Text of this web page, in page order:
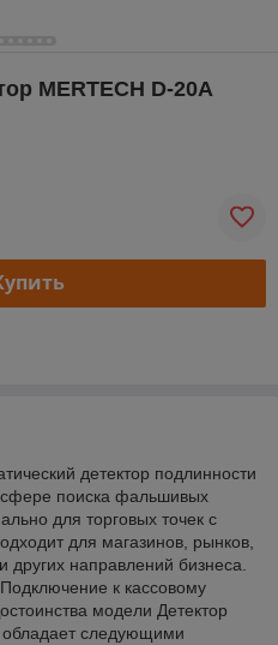
MERTECH D-20A
детектор подлинности
поиска фальшивых
для торговых точек с
для магазинов, рынков,
направлений бизнеса.
к кассовому
модели Детектор
обладает следующими